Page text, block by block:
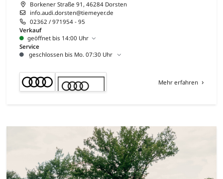
Borkener Straße 91, 46284 Dorsten
info.audi.dorsten@tiemeyer.de
02362 / 971954 - 95
Verkauf
geöffnet bis 14:00 Uhr
Service
geschlossen bis Mo. 07:30 Uhr
Mehr erfahren